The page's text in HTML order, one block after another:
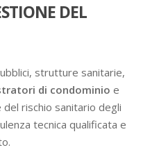
DEL
strutture sanitarie,
di condominio e
rischio sanitario degli
tecnica qualificata e